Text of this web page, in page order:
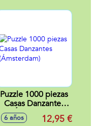
Puzzle 1000 piezas
Casas Danzantes
(Ámsterdam)
6 años 12,95 €